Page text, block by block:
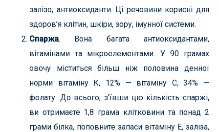
залізо, антиоксиданти. Ці речовини корисні для
здоров’я клітин, шкіри, зору, імунної системи.
Спаржа. Вона багата антиоксидантами,
вітамінами та мікроелементами. У 90 грамах
овочу міститься більш ніж половина денної
норми вітаміну К, 12% — вітаміну С, 34% —
фолату. До всього, з’ївши цю кількість спаржі,
ви отримаєте 1,8 грама клітковини та понад 2
грами білка, поповните запаси вітаміну Е, заліза,